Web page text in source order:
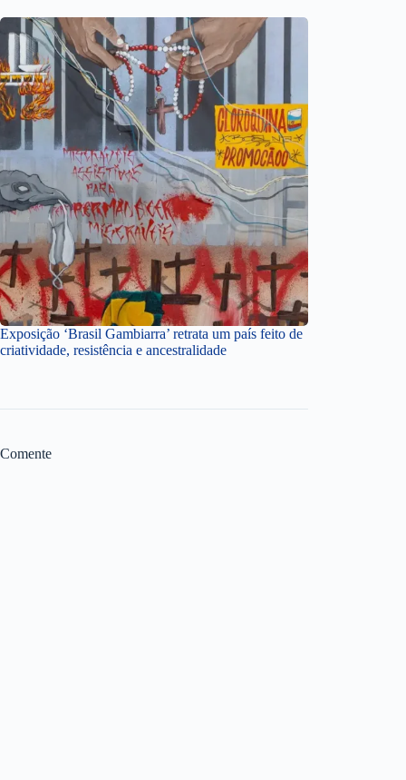
Exposição ‘Brasil Gambiarra’ retrata um país feito de
criatividade, resistência e ancestralidade
Comente